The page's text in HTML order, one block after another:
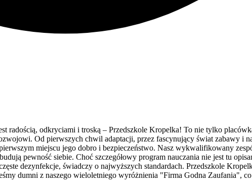
radością, odkryciami i troską – Przedszkole Kropelka! To nie tylko
Od pierwszych chwil adaptacji, przez fascynujący świat zabawy i
miejscu jego dobro i bezpieczeństwo. Nasz wykwalifikowany
pewność siebie. Choć szczegółowy program nauczania nie jest tu
dezynfekcje, świadczy o najwyższych standardach. Przedszkole
dumni z naszego wieloletniego wyróżnienia "Firma Godna Zaufania",